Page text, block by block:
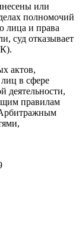
или
полномочий
лица и права
суд отказывает
актов,
в сфере
деятельности,
правилам